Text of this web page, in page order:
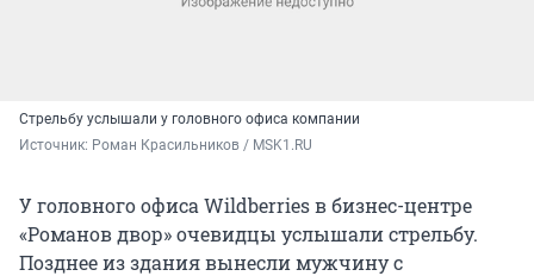
Стрельбу услышали у головного офиса компании
Источник: Роман Красильников / MSK1.RU
У головного офиса Wildberries в бизнес-центре
«Романов двор» очевидцы услышали стрельбу.
Позднее из здания вынесли мужчину с